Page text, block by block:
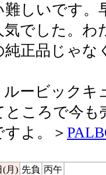
しいです。
気でした。
正品じゃな
ービックキ
ところで今
よ。＞
(月) 先負 丙午